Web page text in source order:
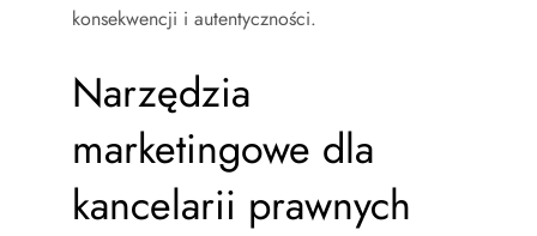
konsekwencji i autentyczności.
Narzędzia
marketingowe dla
kancelarii prawnych